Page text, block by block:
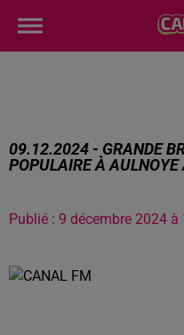
09.12.2024 - GRANDE
POPULAIRE À AULNOYE
Publié : 9 décembre 2024 à